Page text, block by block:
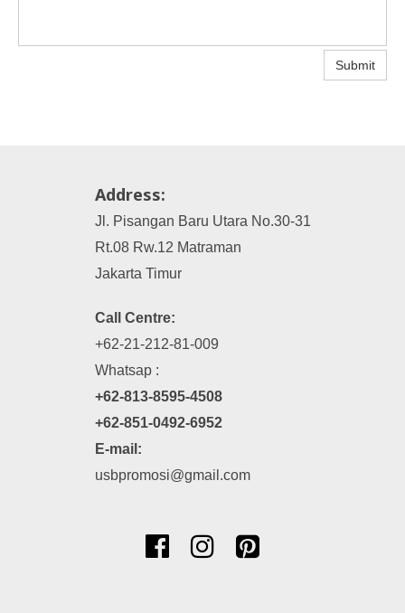
Submit
Address:
Jl. Pisangan Baru Utara No.30-31
Rt.08 Rw.12 Matraman
Jakarta Timur
Call Centre:
+62-21-212-81-009
Whatsap :
+62-813-8595-4508
+62-851-0492-6952
E-mail:
usbpromosi@gmail.com
  